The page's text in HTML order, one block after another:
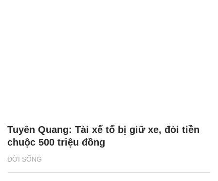
ĐỜI SỐNG
Tuyên Quang: Tài xế tố bị giữ xe, đòi tiền
chuộc 500 triệu đồng